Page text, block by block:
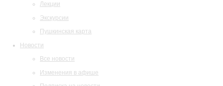
Лекции
Экскурсии
Пушкинская карта
Новости
Все новости
Изменения в афише